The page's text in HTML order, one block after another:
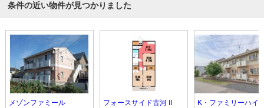
条件の近い物件が見つかりました
メゾンファミール
フォースサイド古河 II
K・ファミリーハイ